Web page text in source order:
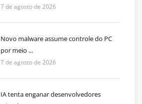
7 de agosto de 2026
Novo malware assume controle do PC
por meio ...
7 de agosto de 2026
IA tenta enganar desenvolvedores